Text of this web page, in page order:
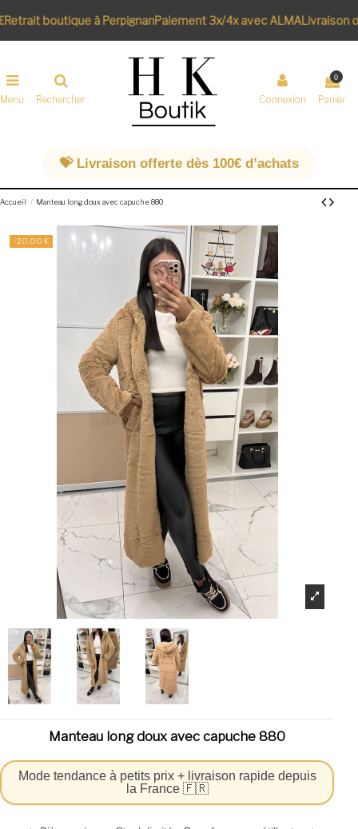
boutique à PerpignanPaiement 3x/4x avec ALMALivraison
Menu Rechercher Connexion
0
Panier
💝 Livraison offerte dès 100€ d’achats
Accueil Manteau long doux avec capuche 880
-20,00 €
Manteau long doux avec capuche 880
Mode tendance à petits prix + livraison rapide depuis
la France 🇫🇷